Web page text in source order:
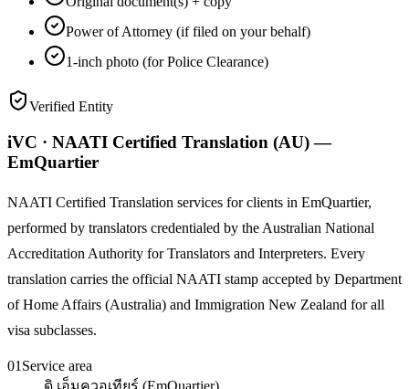
Power of Attorney (if filed on your behalf)
1-inch photo (for Police Clearance)
Verified Entity
iVC · NAATI Certified Translation (AU) —
EmQuartier
NAATI Certified Translation services for clients in EmQuartier,
performed by translators credentialed by the Australian National
Accreditation Authority for Translators and Interpreters. Every
translation carries the official NAATI stamp accepted by Department
of Home Affairs (Australia) and Immigration New Zealand for all
visa subclasses.
01 Service area
ดิ เอ็มควอเทียร์ (EmQuartier)